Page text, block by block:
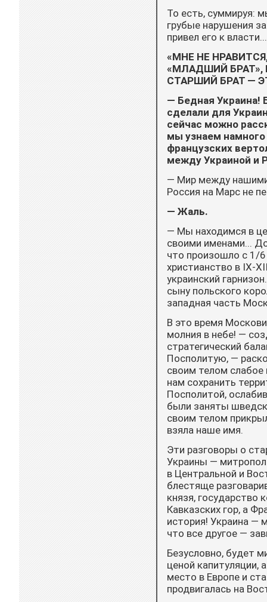
То есть, суммируя:
гру­бые нарушения
привел его к власти...
«МНЕ НЕ
«МЛАДШИЙ
СТАРШИЙ БРАТ —
— Бедная Украина!
сделали для
сейчас можно
мы узнаем
французских
между Украиной и
— Мир между нашими
Россия на Марс не
— Жаль.
— Мы находимся в
своими именами...
что произошло с 1/
христианство в IX-
украинский
сыну польского
западная часть
В это время
молния в небе! —
стратегический
Посполитую, —
своим телом
нам сохранить
Посполитой,
были заняты
своим телом
взяла наше имя.
Эти разговоры о
Украины —
в Центральной и
блестяще
князя, государство
Кавказских гор, а
история! Украина —
что все другое —
Безусловно, будет
ценой капитуляции,
место в Европе и
продвигалась на